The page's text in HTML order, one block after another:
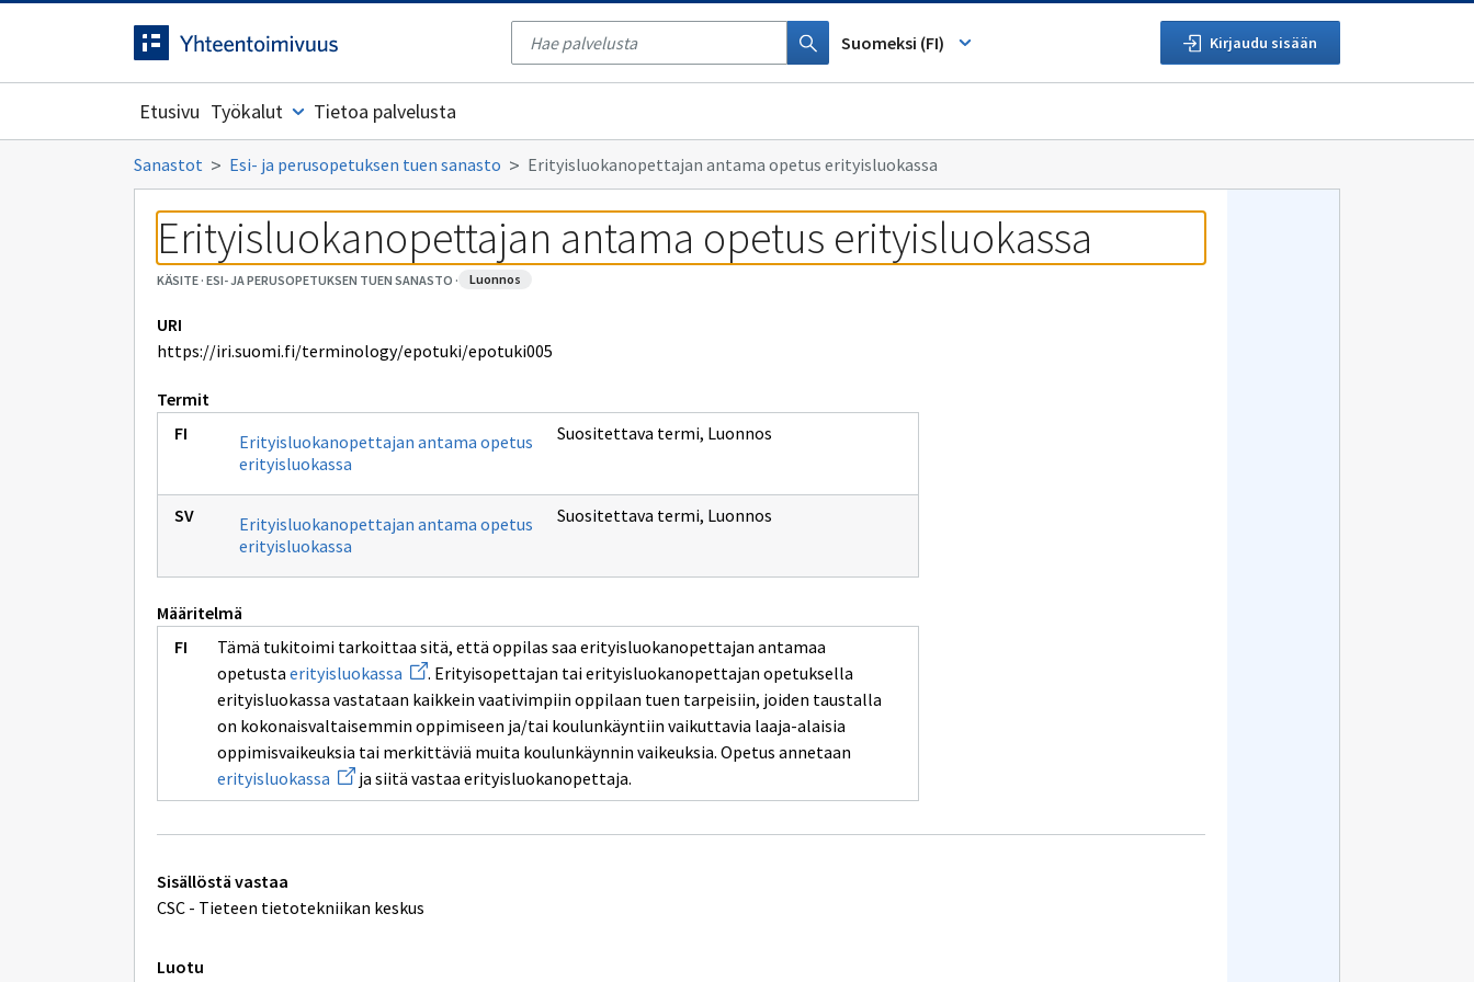
Siirrytty
Tyhjennä
haku
Suomeksi (FI) Kirjaudu sisään
Etusivu Työkalut Tietoa palvelusta
Sanastot Esi- ja perusopetuksen tuen sanasto Erityisluokanopettajan antama opetus erityisluokassa
Erityisluokanopettajan antama opetus erityisluokassa
KÄSITE· ESI- JA PERUSOPETUKSEN TUEN SANASTO · luonnos
URI
https://iri.suomi.fi/terminology/epotuki/epotuki005
Termit
Erityisluokanopettajan antama opetus
erityisluokassa
Suositettava termi, Luonnos
Erityisluokanopettajan antama opetus
erityisluokassa
Suositettava termi, Luonnos
Määritelmä
Tämä tukitoimi tarkoittaa sitä, että oppilas saa erityisluokanopettajan antamaa
opetusta erityisluokassa Avaa
uuden
ikkunan
sivulle
erityisluokassa
. Erityisopettajan tai erityisluokanopettajan opetuksella
erityisluokassa vastataan kaikkein vaativimpiin oppilaan tuen tarpeisiin, joiden taustalla
on kokonaisvaltaisemmin oppimiseen ja/tai koulunkäyntiin vaikuttavia laaja-alaisia
oppimisvaikeuksia tai merkittäviä muita koulunkäynnin vaikeuksia. Opetus annetaan
erityisluokassa Avaa
uuden
ikkunan
ja siitä vastaa erityisluokanopettaja.
Tekniset
lisätiedot
Sisällöstä vastaa
CSC - Tieteen tietotekniikan keskus
Luotu